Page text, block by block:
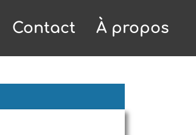
Contact À propos